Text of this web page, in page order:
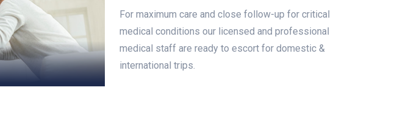
For maximum care and close follow-up for critical
medical conditions our licensed and professional
medical staff are ready to escort for domestic &
international trips.